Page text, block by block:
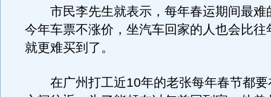
市民李先生就表示，每年春运期间最难
今年车票不涨价，坐汽车回家的人也会比往
就更难买到了。
在广州打工近10年的老张每年春节都要